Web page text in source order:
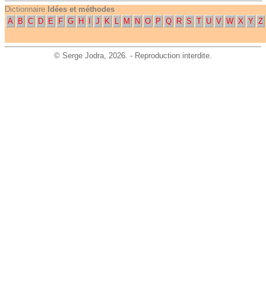
Dictionnaire Idées et méthodes
A
B C D E F G H J K L M N O P Q R S T U V W X Y Z
© Serge Jodra, 2026. - Reproduction interdite.